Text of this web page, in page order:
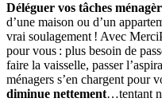
Déléguer vos tâches
d’une maison ou d’un
vrai soulagement ! Avec
pour vous : plus besoin de
faire la vaisselle, passer
ménagers s’en chargent pour
diminue nettement…tentant